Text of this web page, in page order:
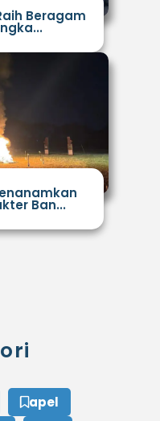
Beragam
Ban...
apel